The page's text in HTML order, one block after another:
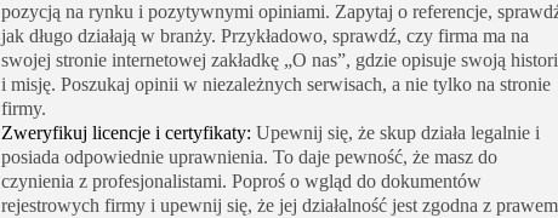
pozycją na rynku i pozytywnymi opiniami. Zapytaj o referencje,
jak długo działają w branży. Przykładowo, sprawdź, czy firma ma na
swojej stronie internetowej zakładkę „O nas”, gdzie opisuje swoją
i misję. Poszukaj opinii w niezależnych serwisach, a nie tylko na stronie
firmy.
Zweryfikuj licencje i certyfikaty: Upewnij się, że skup działa legalnie i
posiada odpowiednie uprawnienia. To daje pewność, że masz do
czynienia z profesjonalistami. Poproś o wgląd do dokumentów
rejestrowych firmy i upewnij się, że jej działalność jest zgodna z